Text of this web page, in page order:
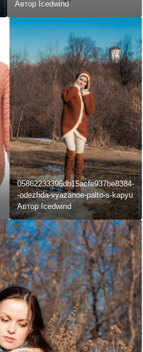
Автор Icedwind
05862233396db15acfe937be8384-
-odezhda-vyazanoe-palto-s-kapyu
Автор Icedwind